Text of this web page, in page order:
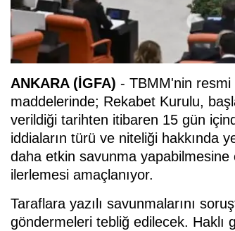
ANKARA (İGFA) - TBMM'nin
maddelerinde; Rekabet Kurulu,
verildiği tarihten itibaren 15 gün
iddiaların türü ve niteliği hakkında
daha etkin savunma
ilerlemesi amaçlanıyor.
Taraflara yazılı savunmalarını
göndermeleri tebliğ edilecek. Haklı